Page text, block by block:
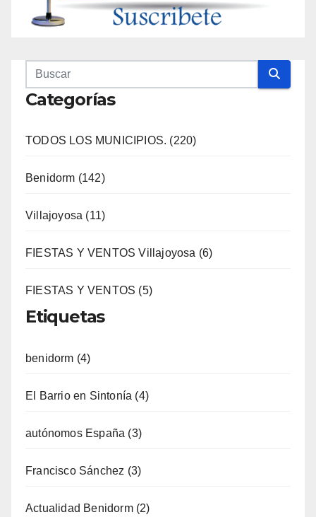
Categorías
TODOS LOS MUNICIPIOS. (220)
Benidorm (142)
Villajoyosa (11)
FIESTAS Y VENTOS Villajoyosa (6)
FIESTAS Y VENTOS (5)
Etiquetas
benidorm (4)
El Barrio en Sintonía (4)
autónomos España (3)
Francisco Sánchez (3)
Actualidad Benidorm (2)